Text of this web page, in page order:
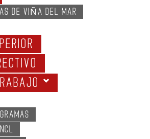
DE VIÑA DEL MAR